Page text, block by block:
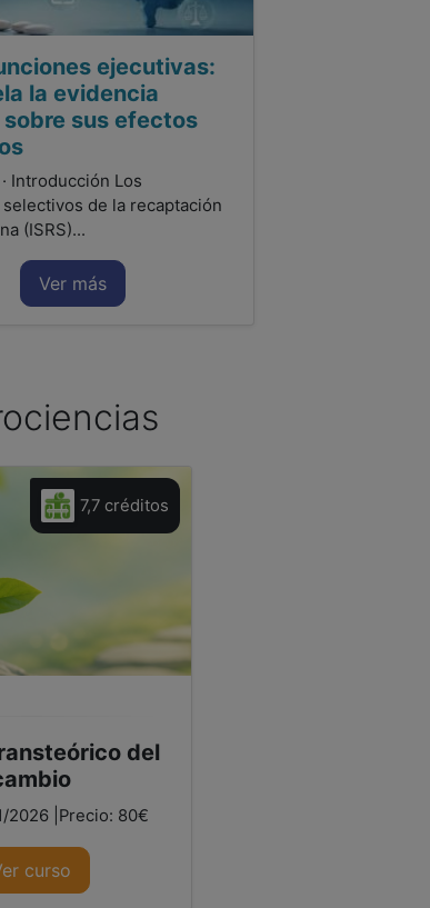
ejecutivas:
la evidencia
sus efectos
· Introducción Los
de la recaptación
(ISRS)...
Ver más
7,7 créditos
del
2026 |Precio: 80€
curso